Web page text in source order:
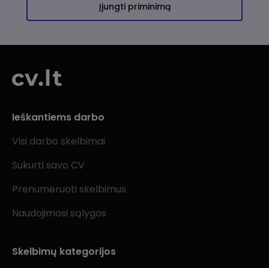
Įjungti priminimą
Ieškantiems darbo
Visi darbo skelbimai
Sukurti savo CV
Prenumeruoti skelbimus
Naudojimosi sąlygos
Skelbimų kategorijos